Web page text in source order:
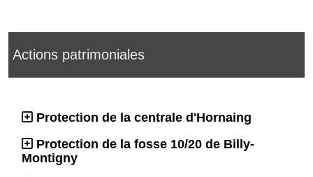
Actions patrimoniales
Protection de la centrale d'Hornaing
Protection de la fosse 10/20 de Billy-
Montigny